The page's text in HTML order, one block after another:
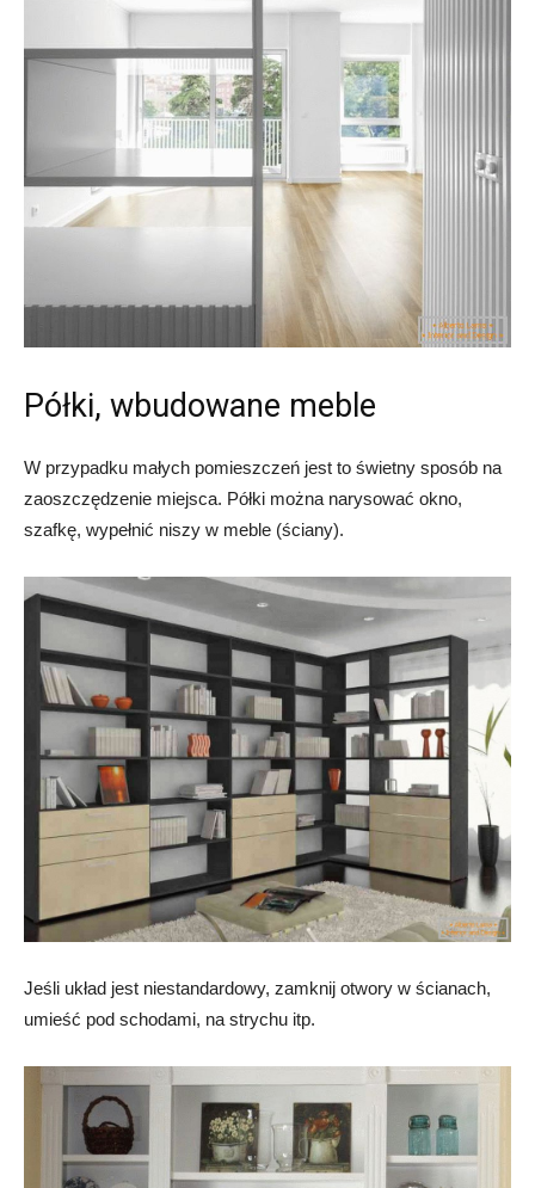
Półki, wbudowane meble
W przypadku małych pomieszczeń jest to świetny sposób na
zaoszczędzenie miejsca. Półki można narysować okno,
szafkę, wypełnić niszy w meble (ściany).
Jeśli układ jest niestandardowy, zamknij otwory w ścianach,
umieść pod schodami, na strychu itp.